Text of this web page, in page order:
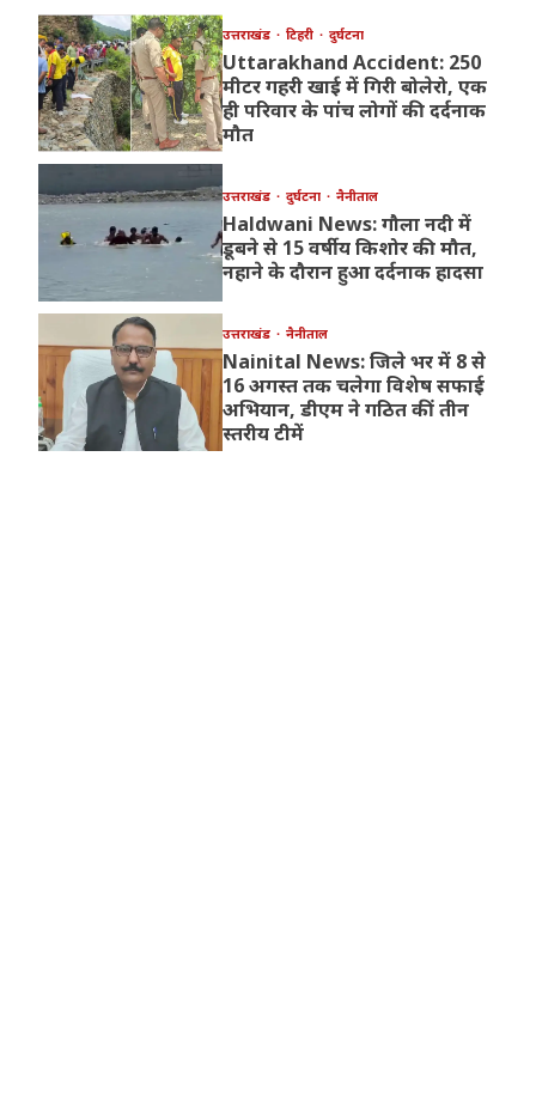
उत्तराखंड टिहरी दुर्घटना
Uttarakhand Accident: 250
मीटर गहरी खाई में गिरी बोलेरो, एक
ही परिवार के पांच लोगों की दर्दनाक
मौत
उत्तराखंड दुर्घटना नैनीताल
Haldwani News: गौला नदी में
डूबने से 15 वर्षीय किशोर की मौत,
नहाने के दौरान हुआ दर्दनाक हादसा
उत्तराखंड नैनीताल
Nainital News: जिले भर में 8 से
16 अगस्त तक चलेगा विशेष सफाई
अभियान, डीएम ने गठित कीं तीन
स्तरीय टीमें